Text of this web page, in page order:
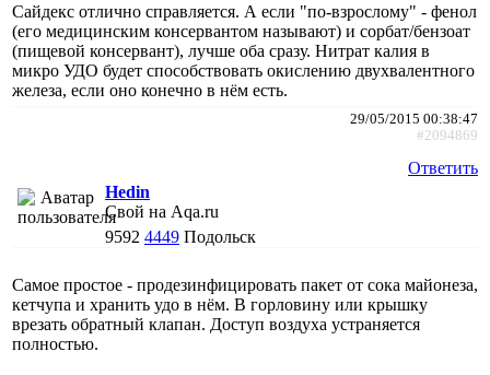
Сайдекс отлично справляется. А если "по-взрослому" - фенол
(его медицинским консервантом называют) и сорбат/бензоат
(пищевой консервант), лучше оба сразу. Нитрат калия в
микро УДО будет способствовать окислению двухвалентного
железа, если оно конечно в нём есть.
29/05/2015 00:38:47
#2094869
Ответить
Hedin
Свой на Aqa.ru
9592 4449 Подольск
Самое простое - продезинфицировать пакет от сока майонеза,
кетчупа и хранить удо в нём. В горловину или крышку
врезать обратный клапан. Доступ воздуха устраняется
полностью.